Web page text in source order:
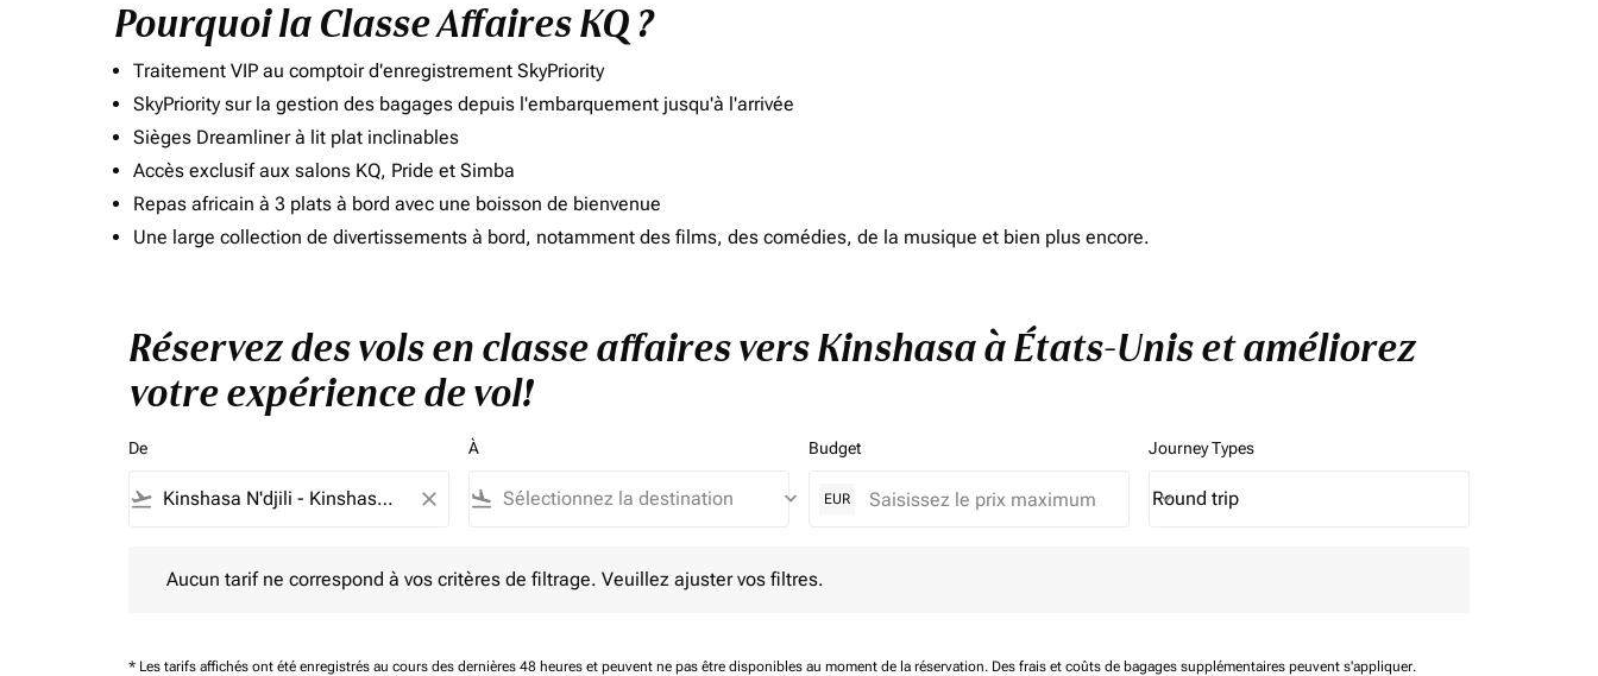
Pourquoi la Classe Affaires KQ ?
Traitement VIP au comptoir d'enregistrement SkyPriority
SkyPriority sur la gestion des bagages depuis l'embarquement jusqu'à l'arrivée
Sièges Dreamliner à lit plat inclinables
Accès exclusif aux salons KQ, Pride et Simba
Repas africain à 3 plats à bord avec une boisson de bienvenue
Une large collection de divertissements à bord, notamment des films, des comédies, de la musique et bien plus encore.
Réservez des vols en classe affaires vers Kinshasa à États-Unis et améliorez
votre expérience de vol!
De
flight_takeoff close
À
flight_land keyboard_arrow_down
Budget
EUR
Journey Types
Journey Types option Round trip Selected
Round trip
keyboard_arrow_down
Aucun tarif ne correspond à vos critères de filtrage. Veuillez ajuster vos filtres.
* Les tarifs affichés ont été enregistrés au cours des dernières 48 heures et peuvent ne pas être disponibles au moment de la réservation. Des frais et coûts de bagages supplémentaires peuvent s'appliquer.